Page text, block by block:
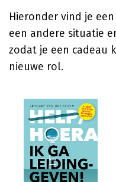
Hieronder vind je
een andere situatie
zodat je een cadeau
nieuwe rol.